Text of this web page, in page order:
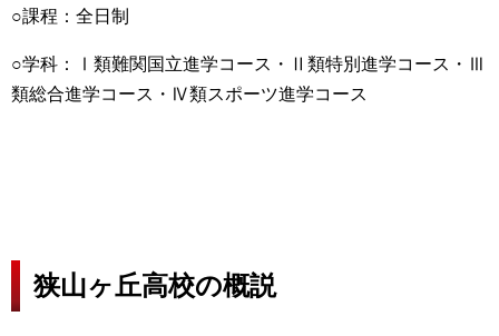
○課程：全日制
○学科：Ⅰ類難関国立進学コース・Ⅱ類特別進学コース・Ⅲ
類総合進学コース・Ⅳ類スポーツ進学コース
狭山ヶ丘高校の概説